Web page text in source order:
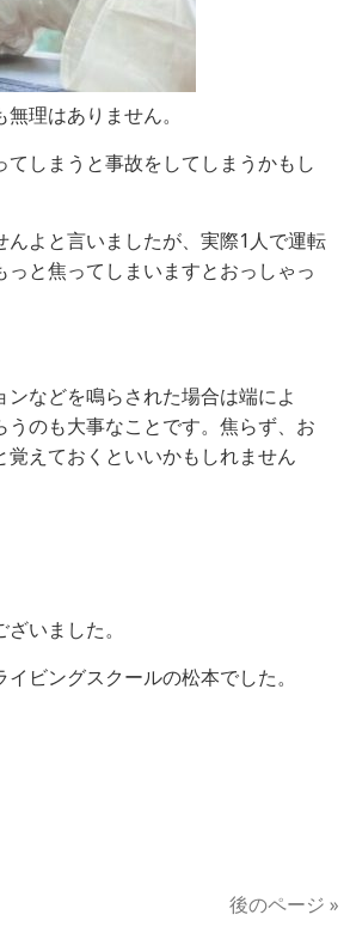
理はありません。
てしまうと事故をしてしまうかもし
んよと言いましたが、実際1人で運転
っと焦ってしまいますとおっしゃっ
などを鳴らされた場合は端によ
うのも大事なことです。焦らず、お
覚えておくといいかもしれません
いました。
ビングスクールの松本でした。
後のページ »